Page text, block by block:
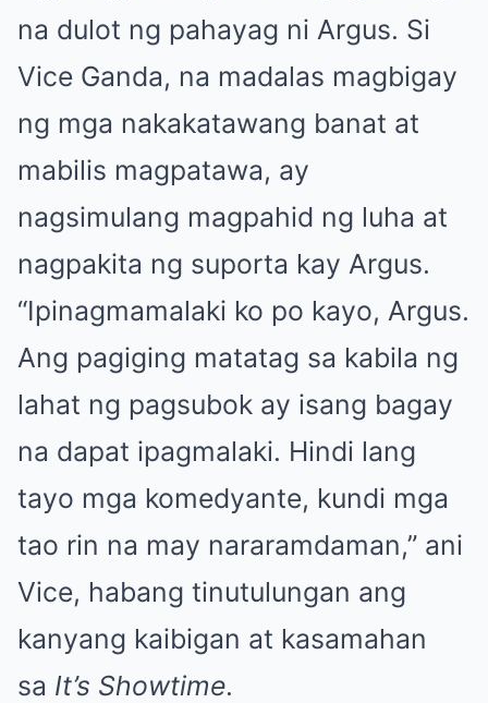
na dulot ng pahayag ni Argus. Si
Vice Ganda, na madalas magbigay
ng mga nakakatawang banat at
mabilis magpatawa, ay
nagsimulang magpahid ng luha at
nagpakita ng suporta kay Argus.
“Ipinagmamalaki ko po kayo, Argus.
Ang pagiging matatag sa kabila ng
lahat ng pagsubok ay isang bagay
na dapat ipagmalaki. Hindi lang
tayo mga komedyante, kundi mga
tao rin na may nararamdaman,” ani
Vice, habang tinutulungan ang
kanyang kaibigan at kasamahan
sa It’s Showtime.